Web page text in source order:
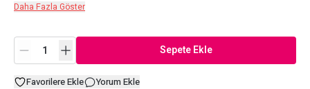
Daha Fazla Göster
Sepete Ekle
Favorilere Ekle Yorum Ekle